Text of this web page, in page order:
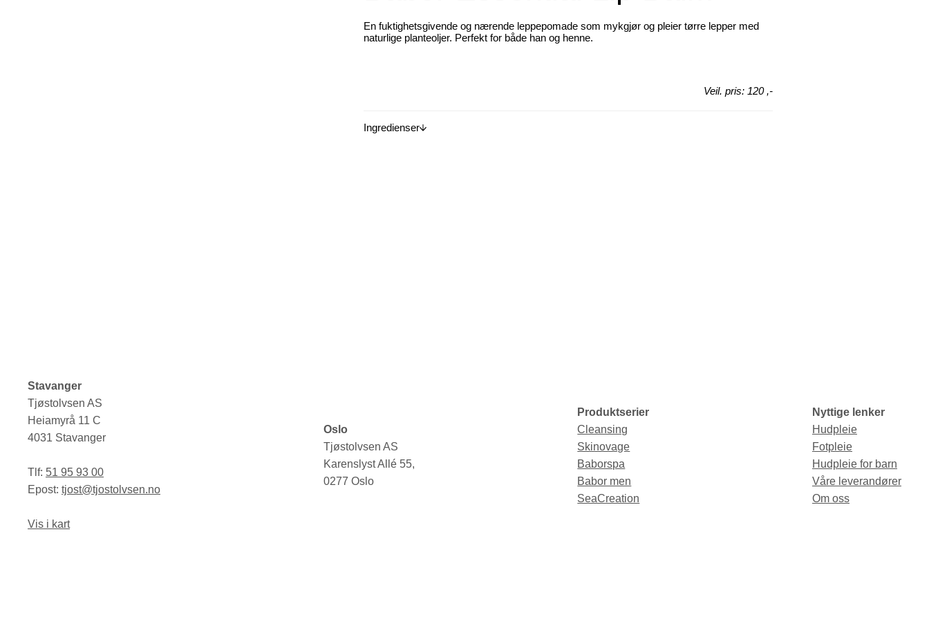
En fuktighetsgivende og nærende leppepomade som mykgjør og pleier tørre lepper med
naturlige planteoljer. Perfekt for både han og henne.
Veil. pris: 120 ,-
Ingredienser
Stavanger
Tjøstolvsen AS
Heiamyrå 11 C
4031 Stavanger
Tlf: 51 95 93 00
Epost: tjost@tjostolvsen.no
Vis i kart
Oslo
Tjøstolvsen AS
Karenslyst Allé 55,
0277 Oslo
Produktserier
Cleansing
Skinovage
Baborspa
Babor men
SeaCreation
Nyttige lenker
Hudpleie
Fotpleie
Hudpleie for barn
Våre leverandører
Om oss